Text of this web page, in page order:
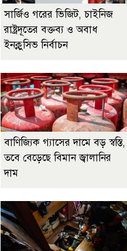
সার্জিও গরের ভিজিট, চাইনিজ
রাষ্ট্রদূতের বক্তব্য ও অবাধ
ইনক্লুসিভ নির্বাচন
বাণিজ্যিক গ্যাসের দামে বড় স্বস্তি,
তবে বেড়েছে বিমান জ্বালানির
দাম